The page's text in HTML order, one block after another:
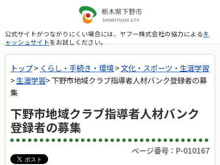
公式サイトがつながりにくい場合には、ヤフー株式会社の協力によるキ
ャッシュサイトをお試しください。
トップ> くらし・手続き・環境>文化・スポーツ・生涯学習
>生涯学習> 下野市地域クラブ指導者人材バンク登録者の募
集
下野市地域クラブ指導者人材バンク
登録者の募集
ページ番号：P-010167